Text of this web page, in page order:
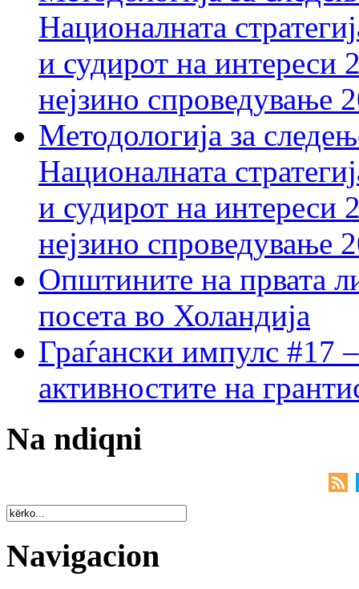
Националната
и судирот на интереси
нејзино спроведување
Методологија за
Националната
и судирот на интереси
нејзино спроведување
Општините на првата
посета во Холандија
Граѓански импулс #17
активностите на
Na ndiqni
Navigacion